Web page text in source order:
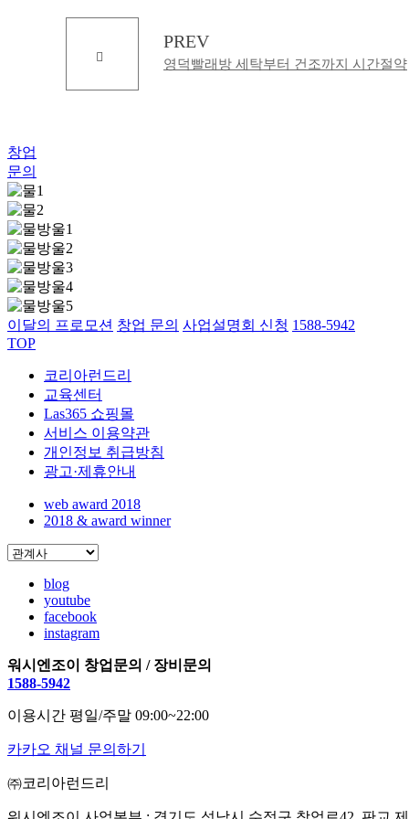
PREV
영덕빨래방 세탁부터 건조까지 시간절약
창업
문의
이달의 프로모션 창업 문의 사업설명회 신청 1588-5942
TOP
코리아런드리
교육센터
Las365 쇼핑몰
서비스 이용약관
개인정보 취급방침
광고·제휴안내
web award 2018
2018 & award winner
blog
youtube
facebook
instagram
워시엔조이 창업문의 / 장비문의
1588-5942
이용시간 평일/주말 09:00~22:00
카카오 채널 문의하기
㈜코리아런드리